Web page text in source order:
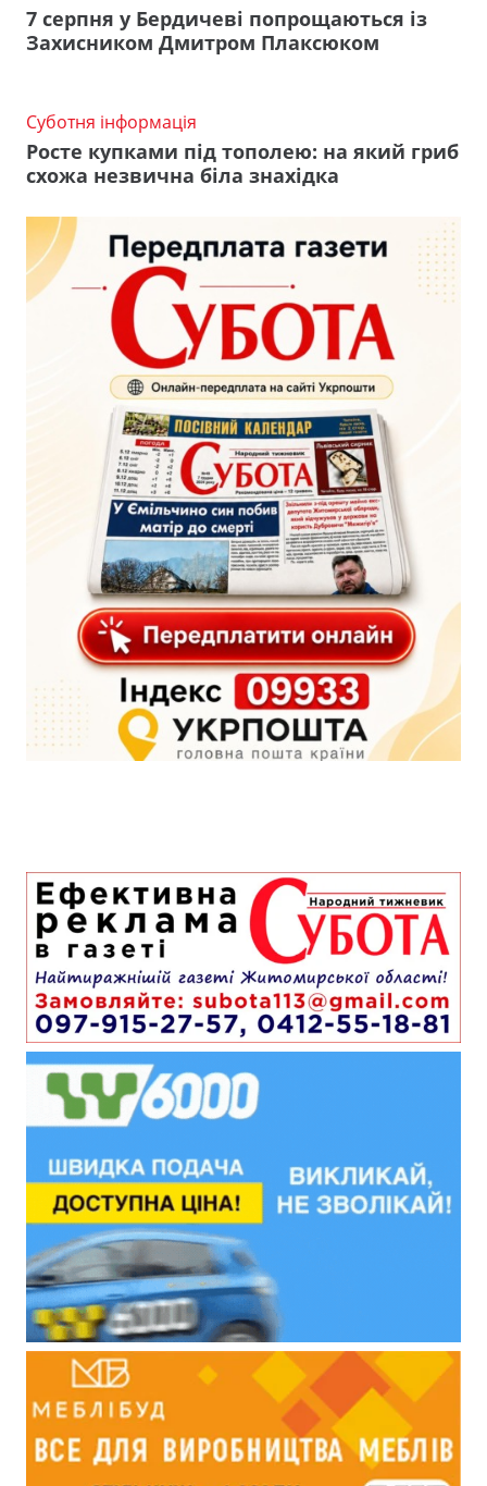
7 серпня у Бердичеві попрощаються із
Захисником Дмитром Плаксюком
Суботня інформація
Росте купками під тополею: на який гриб
схожа незвична біла знахідка